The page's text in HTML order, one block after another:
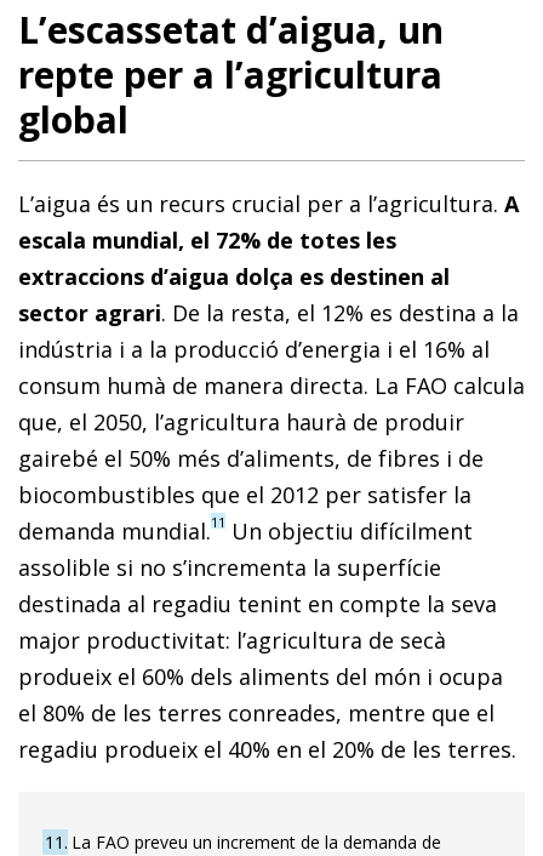
L’escassetat d’aigua, un
repte per a l’agricultura
global
L’aigua és un recurs crucial per a l’agricultura. A
escala mundial, el 72% de totes les
extraccions d’aigua dolça es destinen al
sector agrari. De la resta, el 12% es destina a la
indústria i a la producció d’energia i el 16% al
consum humà de manera directa. La FAO calcula
que, el 2050, l’agricultura haurà de produir
gairebé el 50% més d’aliments, de fibres i de
biocombustibles que el 2012 per satisfer la
demanda mundial.11 Un objectiu difícilment
assolible si no s’incrementa la superfície
destinada al regadiu tenint en compte la seva
major productivitat: l’agricultura de secà
produeix el 60% dels aliments del món i ocupa
el 80% de les terres conreades, mentre que el
regadiu produeix el 40% en el 20% de les terres.
11 La FAO preveu un increment de la demanda de